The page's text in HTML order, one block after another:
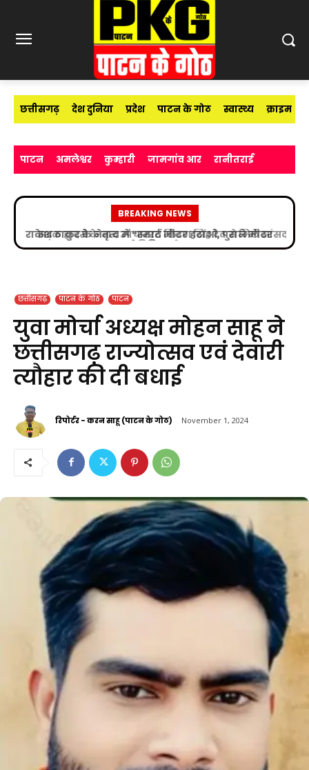
छत्तीसगढ़ देश दुनिया प्रदेश पाटन के गोठ स्वास्थ्य क्राइम
पाटन अमलेश्वर कुम्हारी जामगांव आर रानीतराई
BREAKING NEWS
सड़क हादसे के बाद उपचाररत किरण सिंह देव से मिले सांसद
विजय बघेल
छत्तीसगढ़ पाटन के गोठ पाटन
युवा मोर्चा अध्यक्ष मोहन साहू ने
छत्तीसगढ़ राज्योत्सव एवं देवारी
त्यौहार की दी बधाई
रिपोर्टर - करन साहू (पाटन के गोठ) November 1, 2024